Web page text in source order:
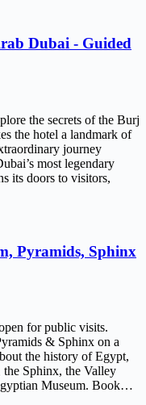
Dubai - Guided
the secrets of the Burj
the hotel a landmark of
journey
most legendary
its doors to visitors,
Pyramids, Sphinx
for public visits.
& Sphinx on a
the history of Egypt,
Sphinx, the Valley
Museum. Book…